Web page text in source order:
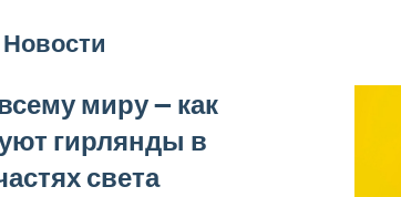
Новости
миру — как
гирлянды в
света